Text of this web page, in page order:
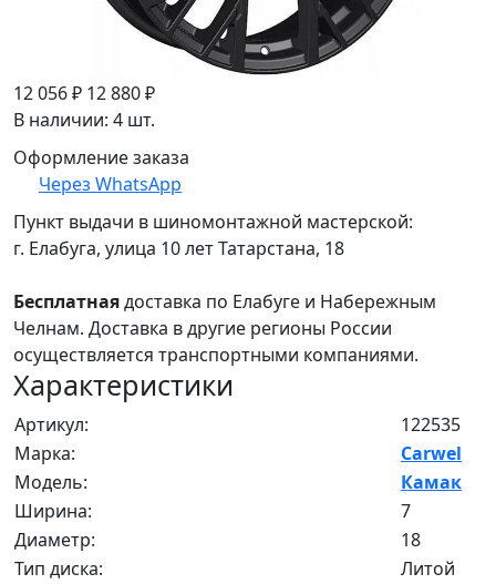
12 056 ₽ 12 880 ₽
В наличии: 4 шт.
Оформление заказа
Через WhatsApp
Пункт выдачи в шиномонтажной мастерской:
г. Елабуга, улица 10 лет Татарстана, 18
Бесплатнаядоставка по Елабуге и Набережным
Челнам. Доставка в другие регионы России
осуществляется транспортными компаниями.
Характеристики
Артикул:
122535
Марка:
Carwel
Модель:
Камак
Ширина:
7
Диаметр:
18
Тип диска:
Литой